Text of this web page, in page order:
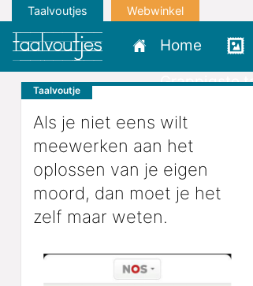
Taalvoutjes Webwinkel
Home
Grappigste
Taalvoutje
Als je niet eens wilt
meewerken aan het
oplossen van je eigen
moord, dan moet je het
zelf maar weten.